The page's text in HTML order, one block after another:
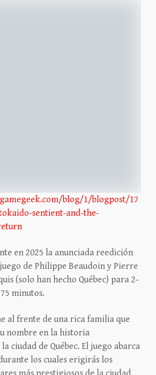
blog/1/blogpost/17
sentient-and-the-
en 2025 la anunciada reedición
de Philippe Beaudoin y Pierre
(solo han hecho Québec) para 2-
minutos.
al frente de una rica familia que
nombre en la historia
ciudad de Québec. El juego abarca
los cuales erigirás los